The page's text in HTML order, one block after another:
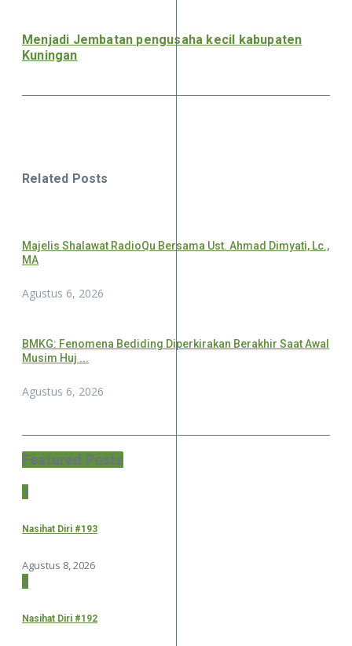
Menjadi Jembatan pengusaha kecil kabupaten
Kuningan
Related Posts
Majelis Shalawat RadioQu Bersama Ust. Ahmad Dimyati, Lc.,
MA
Agustus 6, 2026
BMKG: Fenomena Bediding Diperkirakan Berakhir Saat Awal
Musim Huj ...
Agustus 6, 2026
Featured Posts
1
Nasihat Diri #193
Agustus 8, 2026
2
Nasihat Diri #192